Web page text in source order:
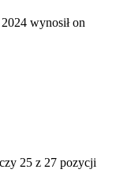
wynosił on
25 z 27 pozycji